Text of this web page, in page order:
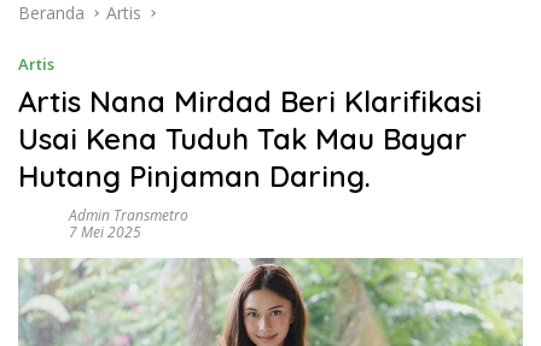
Beranda Artis
Artis
Artis Nana Mirdad Beri Klarifikasi
Usai Kena Tuduh Tak Mau Bayar
Hutang Pinjaman Daring.
Admin Transmetro
7 Mei 2025